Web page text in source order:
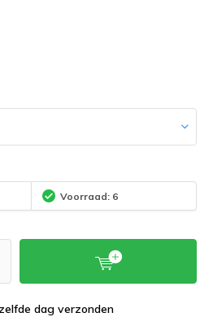
Voorraad: 6
dag verzonden